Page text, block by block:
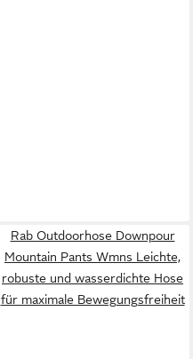
Rab Outdoorhose Downpour
Mountain Pants Wmns Leichte,
robuste und wasserdichte Hose
für maximale Bewegungsfreiheit